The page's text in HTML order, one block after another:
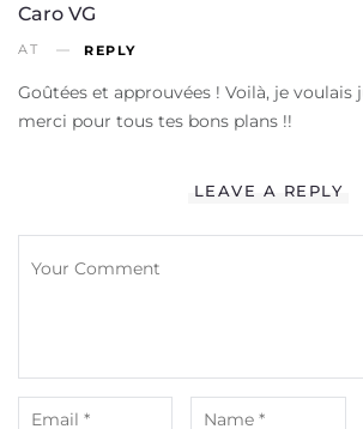
Caro VG
AT REPLY
Goûtées et approuvées ! Voilà, je voulais
merci pour tous tes bons plans !!
LEAVE A REPLY